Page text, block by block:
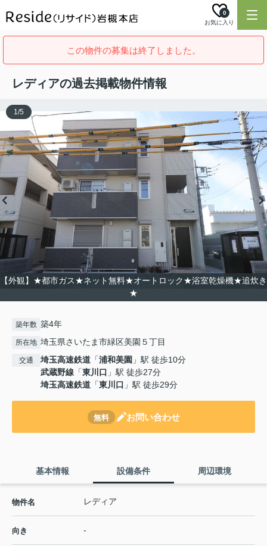
お気に入り
0
この物件の募集は終了しました。
レディアの過去掲載物件情報
【外観】★都市ガス★ネット無料★オートロック★浴室乾燥機★追炊き
★
1/5
築年数 築4年
所在地 埼玉県さいたま市緑区美園５丁目
交通 埼玉高速鉄道 「浦和美園 」駅 徒歩10分
武蔵野線 「東川口 」駅 徒歩27分
埼玉高速鉄道 「東川口 」駅 徒歩29分
無料 お問い合わせ
基本情報 設備条件 周辺環境
物件名 レディア
向き -